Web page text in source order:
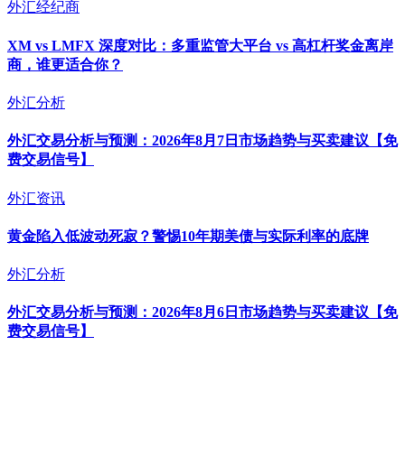
外汇经纪商
XM vs LMFX 深度对比：多重监管大平台 vs 高杠杆奖金离岸
商，谁更适合你？
外汇分析
外汇交易分析与预测：2026年8月7日市场趋势与买卖建议【免
费交易信号】
外汇资讯
黄金陷入低波动死寂？警惕10年期美债与实际利率的底牌
外汇分析
外汇交易分析与预测：2026年8月6日市场趋势与买卖建议【免
费交易信号】